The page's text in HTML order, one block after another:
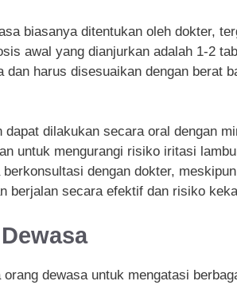
biasanya ditentukan oleh dokter,
awal yang dianjurkan adalah 1-2
dan harus disesuaikan dengan berat
dapat dilakukan secara oral dengan
untuk mengurangi risiko iritasi
berkonsultasi dengan dokter,
berjalan secara efektif dan risiko
orang dewasa untuk mengatasi